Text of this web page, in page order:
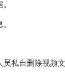
员私自删除视频